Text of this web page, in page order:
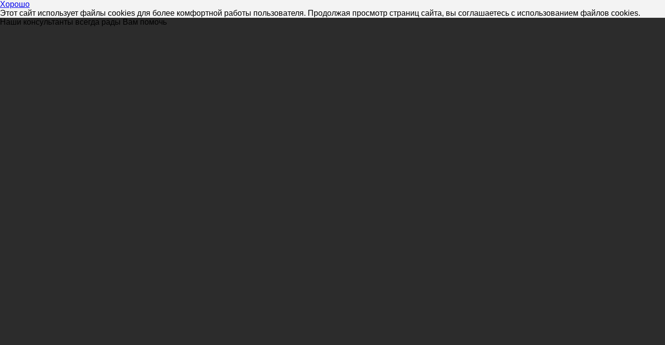
Хорошо
Этот сайт использует файлы cookies для более комфортной работы пользователя. Продолжая просмотр страниц сайта, вы соглашаетесь с использованием файлов cookies.
Наши консультанты всегда рады Вам помочь